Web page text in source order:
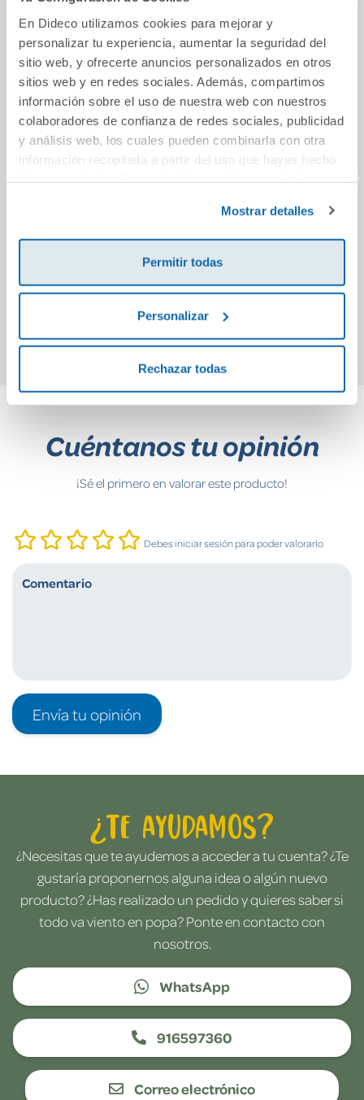
En Dideco utilizamos cookies para mejorar y
personalizar tu experiencia, aumentar la seguridad del
sitio web, y ofrecerte anuncios personalizados en otros
sitios web y en redes sociales. Además, compartimos
información sobre el uso de nuestra web con nuestros
colaboradores de confianza de redes sociales, publicidad
y análisis web, los cuales pueden combinarla con otra
información recopilada a partir del uso que hayas hecho
Mostrar detalles
Permitir todas
Personalizar
Rechazar todas
Noel
14,96€
LITERATURA 1 ESO
CONTRUINDO
56,78€
Comprar
Cuéntanos tu opinión
¡Sé el primero en valorar este producto!
Debes iniciar sesión para poder valorarlo
Envía tu opinión
¿Te ayudamos?
¿Necesitas que te ayudemos a acceder a tu cuenta? ¿Te
gustaría proponernos alguna idea o algún nuevo
producto? ¿Has realizado un pedido y quieres saber si
todo va viento en popa? Ponte en contacto con
nosotros.
WhatsApp
916597360
Correo electrónico